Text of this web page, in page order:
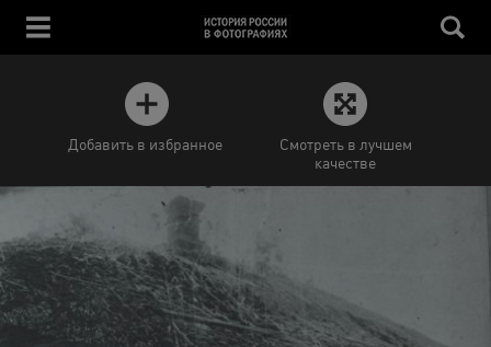
Добавить в избранное
Смотреть в лучшем
качестве